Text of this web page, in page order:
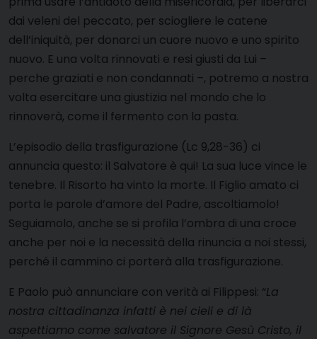
dai veleni del peccato, per sciogliere le catene
dell’iniquità, per donarci un cuore nuovo e uno spirito
nuovo. E una volta rinnovati e resi giusti da Lui –
perche graziati e non condannati –, potremo a nostra
volta esercitare una giustizia nel mondo che lo
rinnoverà, come il fermento con la pasta.
L’episodio della trasfigurazione (Lc 9,28-36) ci
annuncia questo: il Salvatore è qui! La sua luce vince le
tenebre. Il Risorto ha vinto la morte. Il Figlio amato ci
porta le parole d’amore del Padre, ascoltiamolo!
Seguiamolo, anche se si profila l’ombra di una croce
anche per noi e la necessità della rinuncia a noi stessi,
perché il cammino ci porterà alla trasfigurazione.
E Paolo può annunciare con verità ai Filippesi: “La
nostra cittadinanza infatti è nei cieli e di là
aspettiamo come salvatore il Signore Gesù Cristo, il